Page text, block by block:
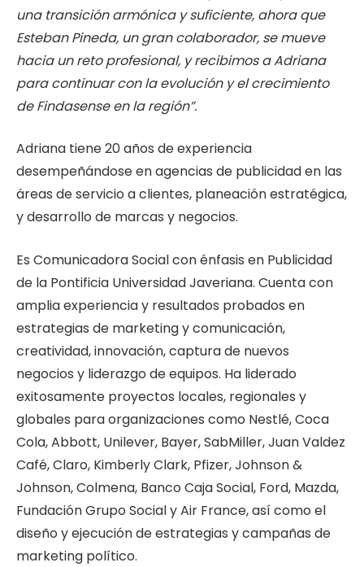
una transición armónica y suficiente, ahora que
Esteban Pineda, un gran colaborador, se mueve
hacia un reto profesional, y recibimos a Adriana
para continuar con la evolución y el crecimiento
de Findasense en la región”.
Adriana tiene 20 años de experiencia
desempeñándose en agencias de publicidad en las
áreas de servicio a clientes, planeación estratégica,
y desarrollo de marcas y negocios.
Es Comunicadora Social con énfasis en Publicidad
de la Pontificia Universidad Javeriana. Cuenta con
amplia experiencia y resultados probados en
estrategias de marketing y comunicación,
creatividad, innovación, captura de nuevos
negocios y liderazgo de equipos. Ha liderado
exitosamente proyectos locales, regionales y
globales para organizaciones como Nestlé, Coca
Cola, Abbott, Unilever, Bayer, SabMiller, Juan Valdez
Café, Claro, Kimberly Clark, Pfizer, Johnson &
Johnson, Colmena, Banco Caja Social, Ford, Mazda,
Fundación Grupo Social y Air France, así como el
diseño y ejecución de estrategias y campañas de
marketing político.